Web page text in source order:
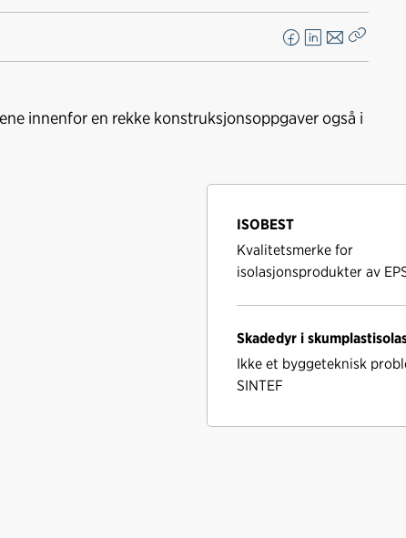
F
a
e
L
i
k
E
-
o
innenfor en rekke konstruksjonsoppgaver også i
ISOBEST
Kvalitetsmerke for
isolasjonsprodukter av
Skadedyr i
Ikke et byggeteknisk
SINTEF